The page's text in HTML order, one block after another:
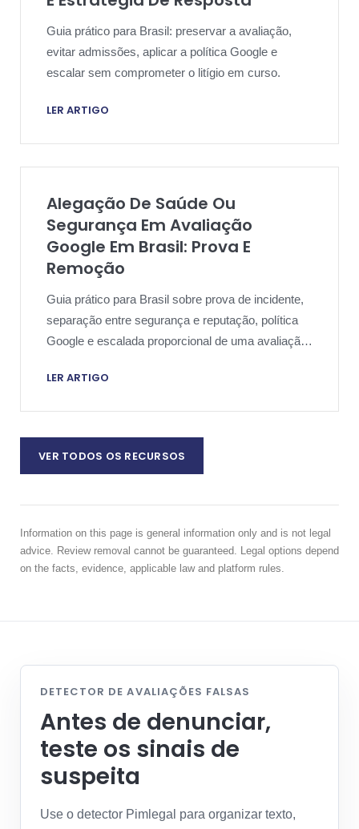
Guia prático para Brasil: preservar a avaliação,
evitar admissões, aplicar a política Google e
escalar sem comprometer o litígio em curso.
LER ARTIGO
Alegação De Saúde Ou
Segurança Em Avaliação
Google Em Brasil: Prova E
Remoção
Guia prático para Brasil sobre prova de incidente,
separação entre segurança e reputação, política
Google e escalada proporcional de uma avaliação
LER ARTIGO
VER TODOS OS RECURSOS
Information on this page is general information only and is not legal
advice. Review removal cannot be guaranteed. Legal options depend
on the facts, evidence, applicable law and platform rules.
DETECTOR DE AVALIAÇÕES FALSAS
Antes de denunciar,
teste os sinais de
suspeita
Use o detector Pimlegal para organizar texto,